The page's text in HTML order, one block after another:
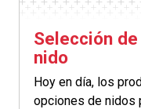
Selección
nido
Hoy en día, los
opciones de nidos